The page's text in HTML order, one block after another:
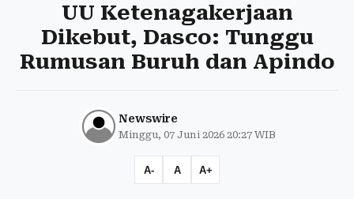
UU Ketenagakerjaan
Dikebut, Dasco: Tunggu
Rumusan Buruh dan Apindo
Newswire
Minggu, 07 Juni 2026 20:27 WIB
A- A A+